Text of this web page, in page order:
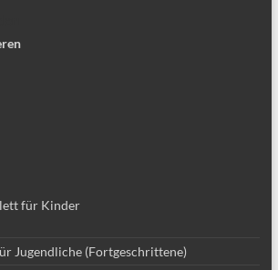
für Kinder
Jugendliche (Fortgeschrittene)